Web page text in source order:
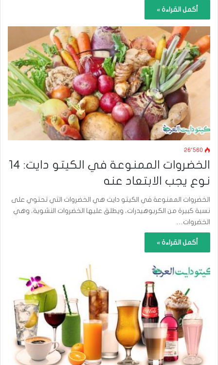
أكمل القراءة »
26٬560
الخضروات الممنوعة في الكيتو دايت: 14
نوع يجب الابتعاد عنه
الخضروات الممنوعة في الكيتو دايت هي الخضروات التي تحتوي على
نسبة كبيرة من الكربوهيدرات، ويطلق عليها الخضروات النشوية، وهي
الخضروات…
أكمل القراءة »